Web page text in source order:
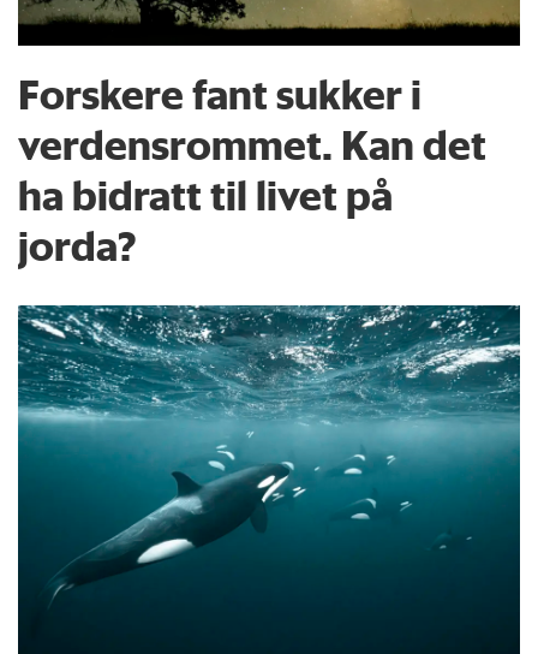
Forskere fant sukker i
verdensrommet. Kan det
ha bidratt til livet på
jorda?